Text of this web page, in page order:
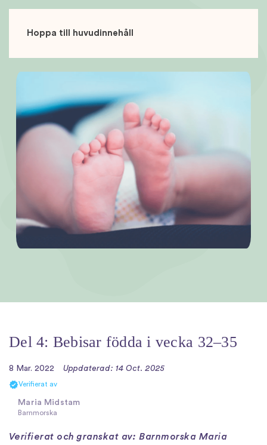
Hoppa till huvudinnehåll
Del 4: Bebisar födda i vecka 32–35
8 Mar. 2022 Uppdaterad: 14 Oct. 2025
Verifierat av
Maria Midstam
Barnmorska
Verifierat och granskat av: Barnmorska Maria